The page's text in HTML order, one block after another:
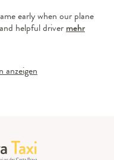
early when our plane
helpful driver mehr
anzeigen